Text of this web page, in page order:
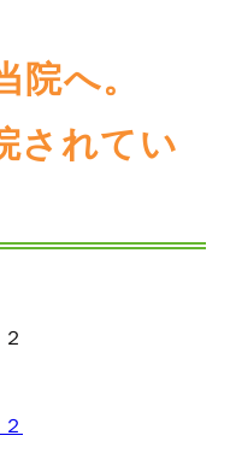
院へ。
されてい